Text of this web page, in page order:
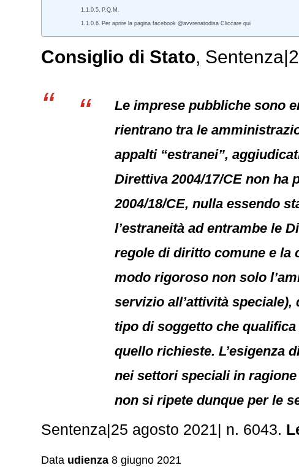
P.Q.M.
Per aprire la pagina facebook @avvrenatodisa Cliccare qui
Consiglio di Stato,
Le imprese pubbliche sono
rientrano tra le
appalti “estranei”,
Direttiva 2004/17/CE non
2004/18/CE, nulla essendo
l’estraneità ad entrambe le
regole di diritto comune e la
modo rigoroso non solo
servizio all’attività
tipo di soggetto che
quello richieste. L’esigenza
nei settori speciali in
non si ripete dunque per le
Sentenza|25 agosto 2021| n. 6043.
Data udienza 8 giugno 2021